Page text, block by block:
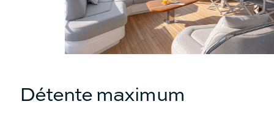
Détente maximum
Table
Non
Oui
Table
Oui
Oui